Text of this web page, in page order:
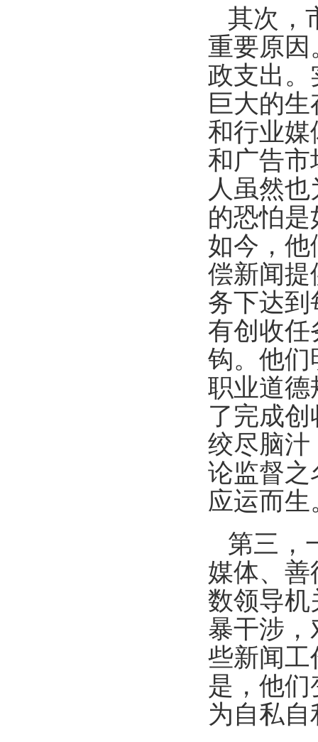
其次，
重要原
政支出
巨大的
和行业媒
和广告市
人虽然
的恐怕
如今，
偿新闻提
务下达
有创收任
钩。他们
职业道德
了完成
绞尽脑汁
论监督之
应运而生
第三，
媒体、
数领导机
暴干涉
些新闻工
是，他
为自私